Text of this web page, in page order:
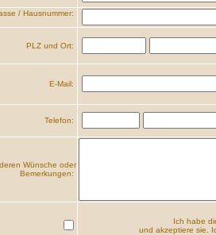
/ Hausnummer:
PLZ und Ort:
E-Mail:
Telefon:
Wünsche oder
Bemerkungen:
Ich habe
und akzeptiere sie.